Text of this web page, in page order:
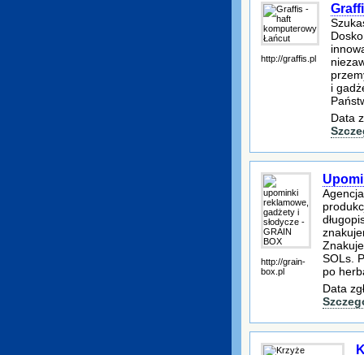
http://graffis.pl
i
Data
http://grain-
box.pl
SOLs.
po
Data